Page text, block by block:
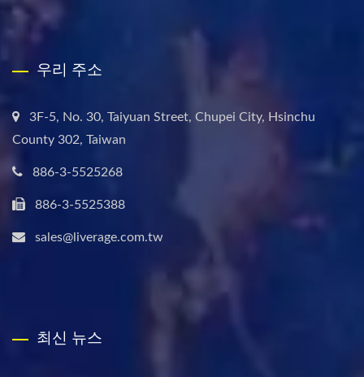
우리 주소
3F-5, No. 30, Taiyuan Street, Chupei City, Hsinchu
County 302, Taiwan
886-3-5525268
886-3-5525388
sales@liverage.com.tw
최신 뉴스